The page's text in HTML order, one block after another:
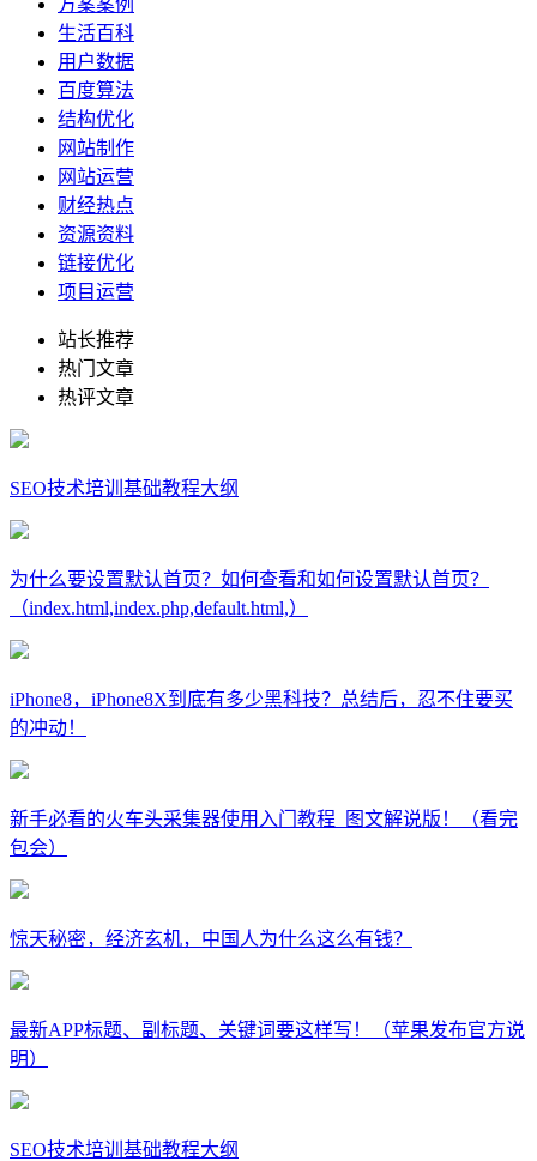
生活百科
用户数据
百度算法
结构优化
网站制作
网站运营
财经热点
资源资料
链接优化
项目运营
站长推荐
热门文章
热评文章
SEO技术培训基础教程大纲
为什么要设置默认首页？如何查看和如何设置默认首页？
（index.html,index.php,default.html,）
iPhone8，iPhone8X到底有多少黑科技？总结后，忍不住要买
的冲动！
新手必看的火车头采集器使用入门教程_图文解说版！（看完
包会）
惊天秘密，经济玄机，中国人为什么这么有钱？
最新APP标题、副标题、关键词要这样写！（苹果发布官方说
明）
SEO技术培训基础教程大纲